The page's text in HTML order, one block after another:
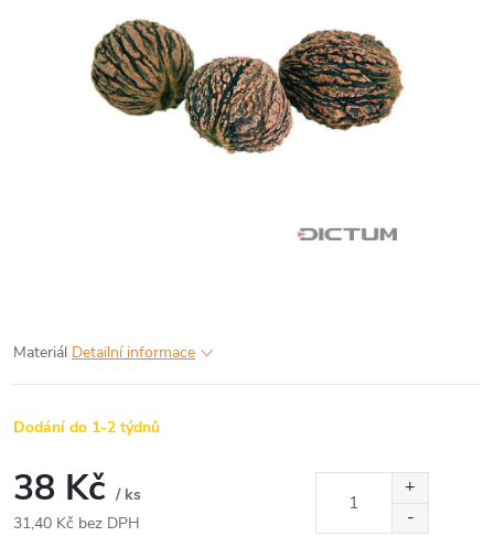
Materiál Detailní informace
Dodání do 1-2 týdnů
38 Kč / ks
31,40 Kč bez DPH